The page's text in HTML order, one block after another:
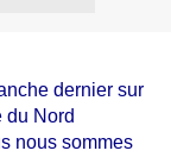
dernier sur
du Nord
nous sommes